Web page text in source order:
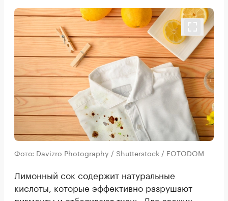
Фото: Davizro Photography / Shutterstock / FOTODOM
Лимонный сок содержит натуральные
кислоты, которые эффективно разрушают